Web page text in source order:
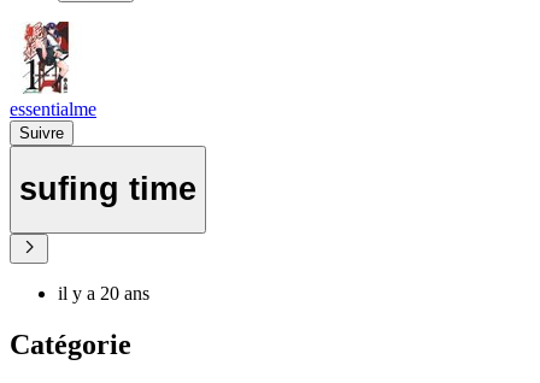
essentialme
Suivre
sufing time
il y a 20 ans
Catégorie